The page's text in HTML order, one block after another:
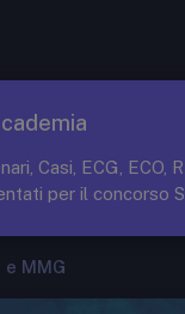
Casi, ECG, ECO,
per il concorso
e MMG